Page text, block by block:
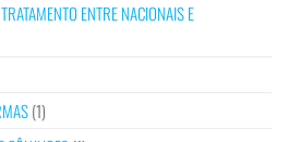
ENTRE NACIONAIS E
(1)